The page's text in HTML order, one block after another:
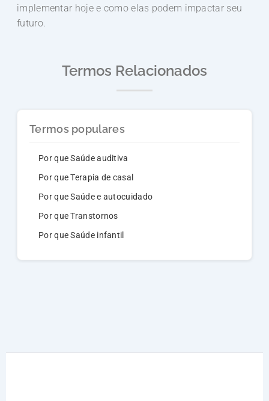
implementar hoje e como elas podem impactar seu
futuro.
Termos Relacionados
Termos populares
Por que Saúde auditiva
Por que Terapia de casal
Por que Saúde e autocuidado
Por que Transtornos
Por que Saúde infantil